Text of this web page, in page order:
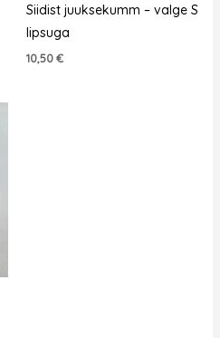
Siidist juuksekumm – valge S
lipsuga
10,50€